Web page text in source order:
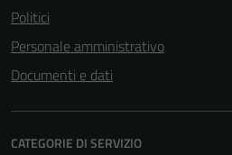
Politici
Personale amministrativo
Documenti e dati
CATEGORIE DI SERVIZIO